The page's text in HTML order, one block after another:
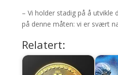
– Vi holder stadig på å utvikle
på denne måten: vi er svært
Relatert: